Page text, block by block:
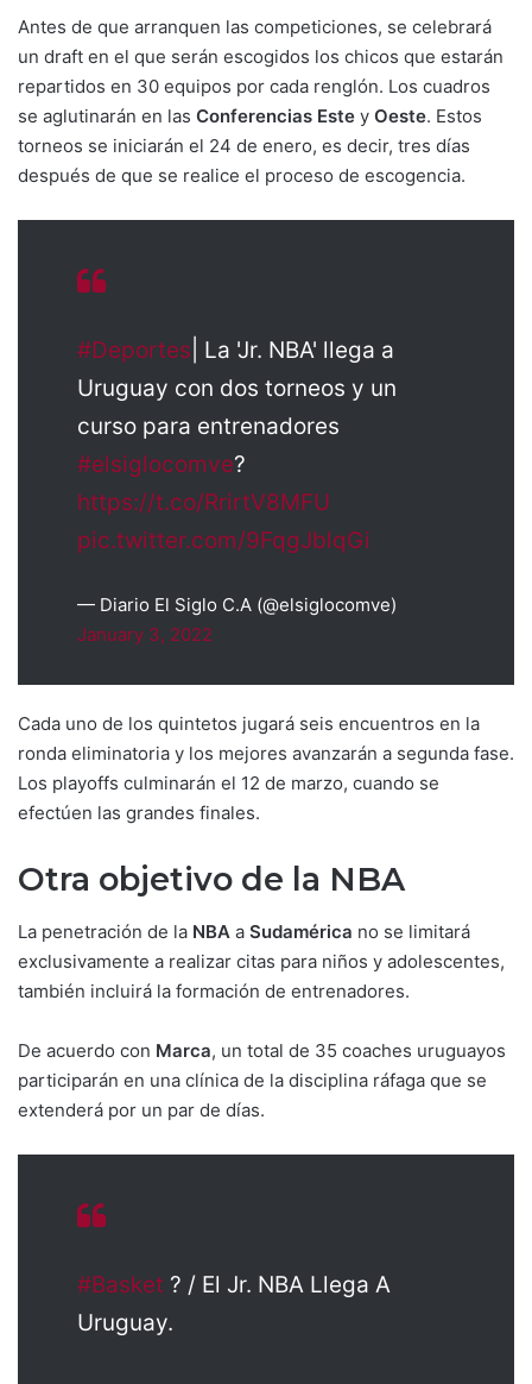
Antes de que arranquen las competiciones, se celebrará
un draft en el que serán escogidos los chicos que estarán
repartidos en 30 equipos por cada renglón. Los cuadros
se aglutinarán en las Conferencias Este y Oeste. Estos
torneos se iniciarán el 24 de enero, es decir, tres días
después de que se realice el proceso de escogencia.
#Deportes | La 'Jr. NBA' llega a
Uruguay con dos torneos y un
curso para entrenadores
#elsiglocomve?
https://t.co/RrirtV8MFU
pic.twitter.com/9FqgJblqGi
— Diario El Siglo C.A (@elsiglocomve)
January 3, 2022
Cada uno de los quintetos jugará seis encuentros en la
ronda eliminatoria y los mejores avanzarán a segunda fase.
Los playoffs culminarán el 12 de marzo, cuando se
efectúen las grandes finales.
Otra objetivo de la NBA
La penetración de la NBA a Sudamérica no se limitará
exclusivamente a realizar citas para niños y adolescentes,
también incluirá la formación de entrenadores.
De acuerdo con Marca, un total de 35 coaches uruguayos
participarán en una clínica de la disciplina ráfaga que se
extenderá por un par de días.
#Basket ? / El Jr. NBA Llega A
Uruguay.